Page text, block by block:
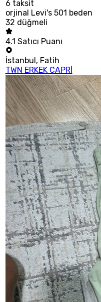
6 taksit
orjinal Levi's 501 beden
32 düğmeli
4.1 Satıcı Puanı
İstanbul, Fatih
TWN ERKEK CAPRİ